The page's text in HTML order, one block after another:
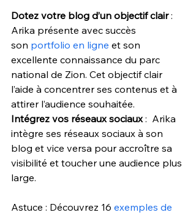
Dotez votre blog d’un objectif clair :
Arika présente avec succès
son portfolio en ligne et son
excellente connaissance du parc
national de Zion. Cet objectif clair
l’aide à concentrer ses contenus et à
attirer l’audience souhaitée.
Intégrez vos réseaux sociaux :  Arika
intègre ses réseaux sociaux à son
blog et vice versa pour accroître sa
visibilité et toucher une audience plus
large.
Astuce : Découvrez 16 exemples de